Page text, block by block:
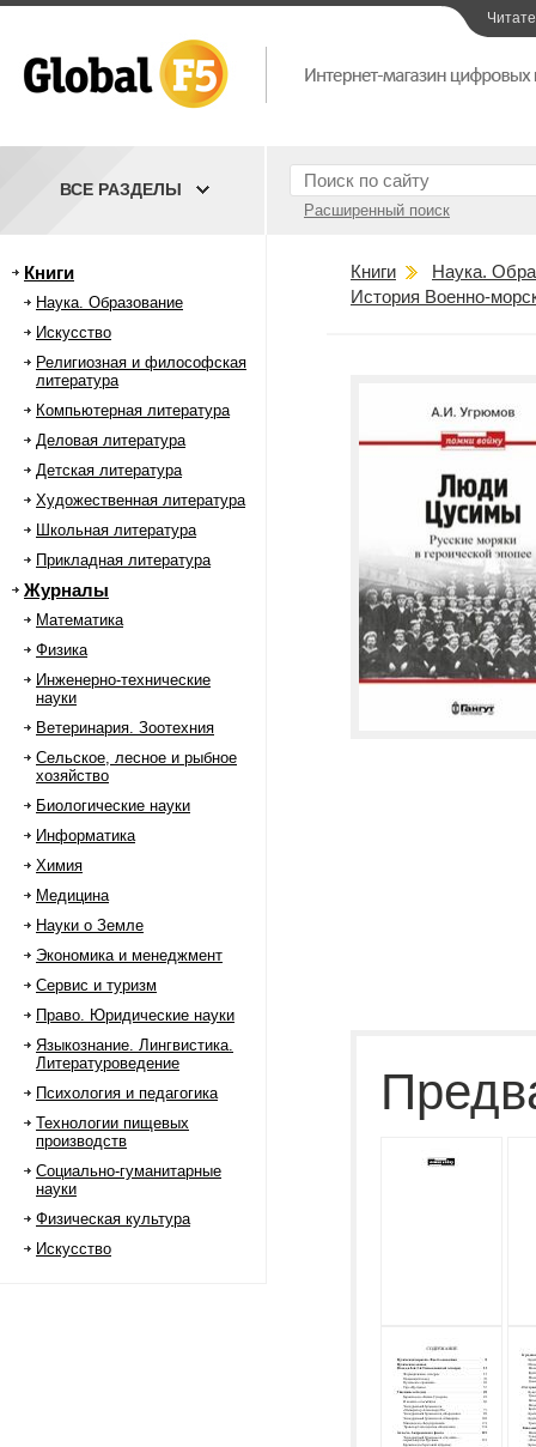
Расширенный поиск
ВСЕ РАЗДЕЛЫ
Книги
Наука. Образование
Искусство
Религиозная и философская
литература
Компьютерная литература
Деловая литература
Детская литература
Художественная литература
Школьная литература
Прикладная литература
Журналы
Математика
Физика
Инженерно-технические
науки
Ветеринария. Зоотехния
Сельское, лесное и рыбное
хозяйство
Биологические науки
Информатика
Химия
Медицина
Науки о Земле
Экономика и менеджмент
Сервис и туризм
Право. Юридические науки
Языкознание. Лингвистика.
Литературоведение
Психология и педагогика
Технологии пищевых
производств
Социально-гуманитарные
науки
Физическая культура
Искусство
Книги
Наука.
История Военно-